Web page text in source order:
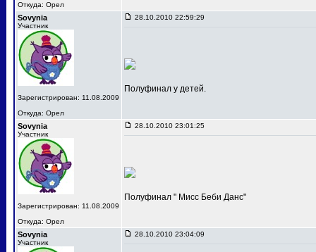
Откуда: Орел
Sovynia
Участник
Зарегистрирован: 11.08.2009
Откуда: Орел
28.10.2010 22:59:29
Полуфинал у детей.
Sovynia
Участник
Зарегистрирован: 11.08.2009
Откуда: Орел
28.10.2010 23:01:25
Полуфинал " Мисс Беби Данс"
Sovynia
Участник
28.10.2010 23:04:09